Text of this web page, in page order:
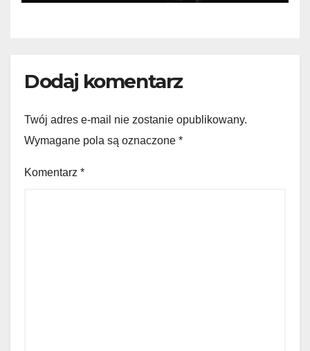
Dodaj komentarz
Twój adres e-mail nie zostanie opublikowany.
Wymagane pola są oznaczone *
Komentarz *